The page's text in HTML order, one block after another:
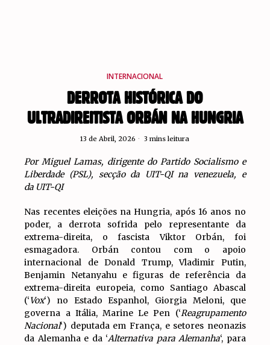
INTERNACIONAL
DERROTA HISTÓRICA DO
ULTRADIREITISTA ORBÁN NA HUNGRIA
13 de Abril, 2026 3 mins leitura
Por Miguel Lamas, dirigente do Partido Socialismo e
Liberdade (PSL), secção da UIT-QI na venezuela, e
da UIT-QI
Nas recentes eleições na Hungria, após 16 anos no
poder, a derrota sofrida pelo representante da
extrema-direita, o fascista Viktor Orbán, foi
esmagadora. Orbán contou com o apoio
internacional de Donald Trump, Vladimir Putin,
Benjamin Netanyahu e figuras de referência da
extrema-direita europeia, como Santiago Abascal
(‘Vox‘) no Estado Espanhol, Giorgia Meloni, que
governa a Itália, Marine Le Pen (‘Reagrupamento
Nacional‘) deputada em França, e setores neonazis
da Alemanha e da ‘Alternativa para Alemanha‘, para